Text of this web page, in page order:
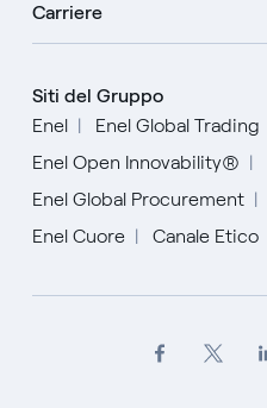
Carriere
Siti del Gruppo
Enel
Enel Global Trading
Enel Open Innovability®
Enel Global Procurement
Enel Cuore
Canale Etico